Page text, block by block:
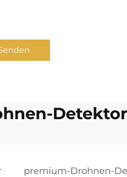
premium-Drohnen-